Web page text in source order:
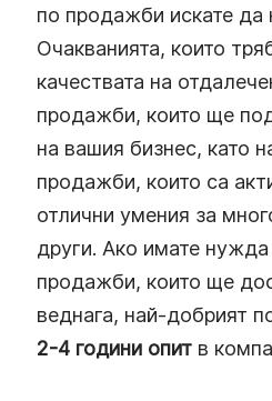
по продажби искате да
Очакванията, които
качествата на
продажби, които ще
на вашия бизнес, като
продажби, които са
отлични умения за
други. Ако имате нужда
продажби, които ще
веднага, най-добрият
2-4 години опит в